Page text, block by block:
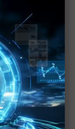
憂仍存
1兆日圓
正逐漸改善